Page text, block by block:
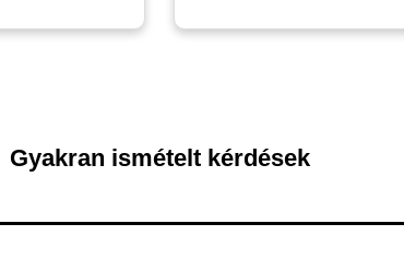
Gyakran ismételt kérdések